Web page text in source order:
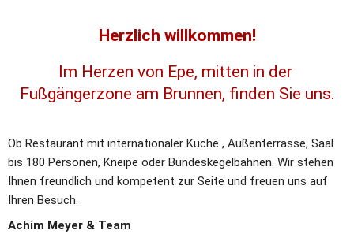
Herzlich willkommen!
Im Herzen von Epe, mitten in der
Fußgängerzone am Brunnen, finden Sie uns.
Ob Restaurant mit internationaler Küche , Außenterrasse, Saal
bis 180 Personen, Kneipe oder Bundeskegelbahnen. Wir stehen
Ihnen freundlich und kompetent zur Seite und freuen uns auf
Ihren Besuch.
Achim Meyer & Team